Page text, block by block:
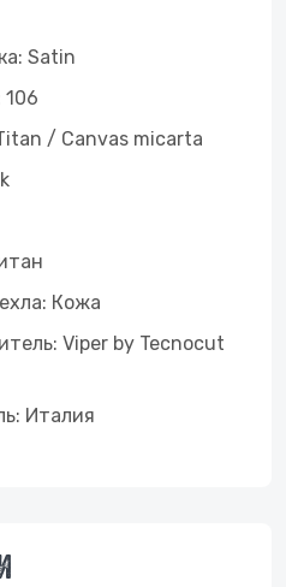
Satin
106
/ Canvas micarta
Кожа
Viper by Tecnocut
Италия